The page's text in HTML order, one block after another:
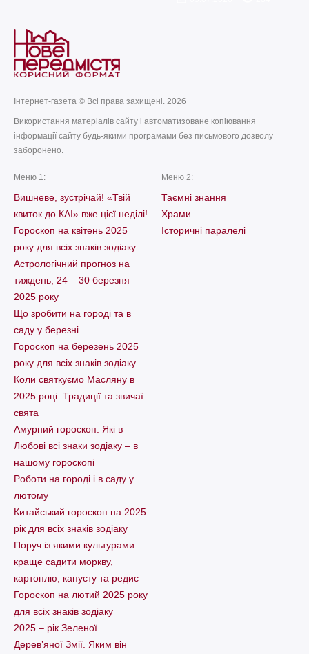
Інтернет-газета © Всі права захищені. 2026
Використання матеріалів сайту і автоматизоване копіювання
інформації сайту будь-якими програмами без письмового дозволу
заборонено.
Меню 1:
Вишневе, зустрічай! «Твій
квиток до КАІ» вже цієї неділі!
Гороскоп на квітень 2025
року для всіх знаків зодіаку
Астрологічний прогноз на
тиждень, 24 – 30 березня
2025 року
Що зробити на городі та в
саду у березні
Гороскоп на березень 2025
року для всіх знаків зодіаку
Коли святкуємо Масляну в
2025 році. Традиції та звичаї
свята
Амурний гороскоп. Які в
Любові всі знаки зодіаку – в
нашому гороскопі
Pоботи на городі і в саду у
лютому
Китайський гороскоп на 2025
рік для всіх знаків зодіаку
Поруч із якими культурами
краще садити моркву,
картоплю, капусту та редис
Гороскоп на лютий 2025 року
для всіх знаків зодіаку
2025 – рік Зеленої
Дерев’яної Змії. Яким він
Меню 2:
Таємні знання
Храми
Історичні паралелі